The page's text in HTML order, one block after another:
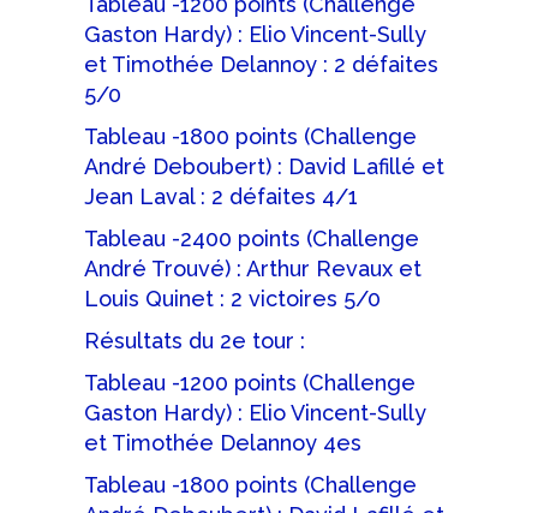
Gaston Hardy) : Elio Vincent-Sully
et Timothée Delannoy : 2 défaites
5/0
Tableau -1800 points (Challenge
André Deboubert) : David Lafillé et
Jean Laval : 2 défaites 4/1
Tableau -2400 points (Challenge
André Trouvé) : Arthur Revaux et
Louis Quinet : 2 victoires 5/0
Résultats du 2e tour :
Tableau -1200 points (Challenge
Gaston Hardy) : Elio Vincent-Sully
et Timothée Delannoy 4es
Tableau -1800 points (Challenge